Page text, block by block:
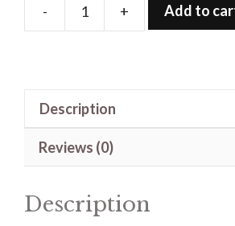
-
Folie
+ Add to
Description
Reviews (0)
Description